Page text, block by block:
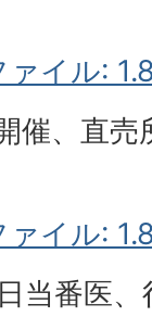
ァイル:
催、直
ァイル:
当番医